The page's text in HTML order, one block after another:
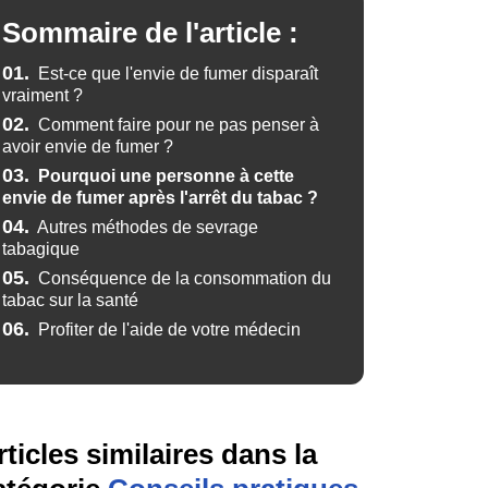
Sommaire de l'article :
01.
Est-ce que l'envie de fumer disparaît
vraiment ?
02. Comment faire pour ne pas penser à
avoir envie de fumer ?
03.
Pourquoi une personne à cette
envie de fumer après l'arrêt du tabac ?
04. Autres méthodes de sevrage
tabagique
05. Conséquence de la consommation du
tabac sur la santé
06. Profiter de l'aide de votre médecin
similaires dans la